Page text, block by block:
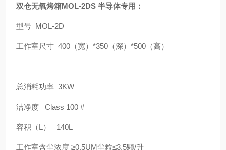
双仓无氧烤箱MOL-2DS 半导体专用：
型号 MOL-2D
工作室尺寸 400（宽）*350（深）*500（高）
总消耗功率 3KW
洁净度 Class 100 #
容积（L） 140L
工作室含尘浓度 ≥0.5UM尘粒≤3.5颗/升